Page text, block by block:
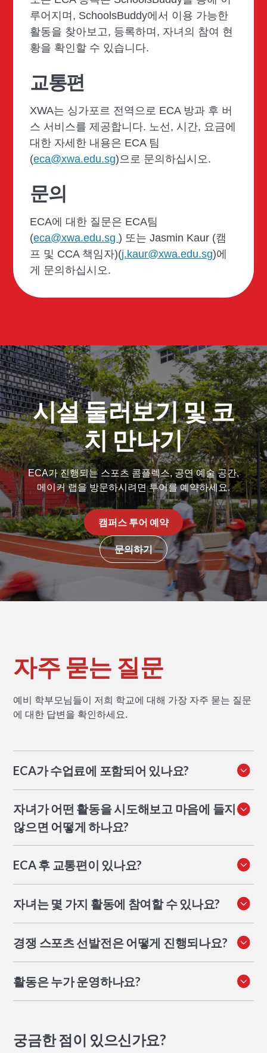
루어지며, SchoolsBuddy에서 이용 가능한
활동을 찾아보고, 등록하며, 자녀의 참여 현
황을 확인할 수 있습니다.
교통편
XWA는 싱가포르 전역으로 ECA 방과 후 버
스 서비스를 제공합니다. 노선, 시간, 요금에
대한 자세한 내용은 ECA 팀
(eca@xwa.edu.sg)으로 문의하십시오.
문의
ECA에 대한 질문은 ECA팀
(eca@xwa.edu.sg) 또는 Jasmin Kaur (캠
프 및 CCA 책임자)(j.kaur@xwa.edu.sg)에
게 문의하십시오.
시설 둘러보기 및 코
치 만나기
ECA가 진행되는 스포츠 콤플렉스, 공연 예술 공간,
메이커 랩을 방문하시려면 투어를 예약하세요.
캠퍼스 투어 예약
문의하기
자주 묻는 질문
예비 학부모님들이 저희 학교에 대해 가장 자주 묻는 질문
에 대한 답변을 확인하세요.
ECA가 수업료에 포함되어 있나요?
비용 없이 포함됩니다. 외부 강사가 진행하는 심화 프로그
램은 추가 요금이 부과됩니다.
자녀가 어떤 활동을 시도해보고 마음에 들지
않으면 어떻게 하나요?
수 있습니다. 일 년 내내 같은 ECA에 머무는 것이 필수는
ECA 후 교통편이 있나요?
지 버스 서비스를 제공합니다.
자녀는 몇 가지 활동에 참여할 수 있나요?
활동에 참여할 수 있습니다.
경쟁 스포츠 선발전은 어떻게 진행되나요?
술 수준과 훈련 참여도에 따라 결정됩니다. 수영의 경우,
활동은 누가 운영하나요?
행합니다.
궁금한 점이 있으신가요?